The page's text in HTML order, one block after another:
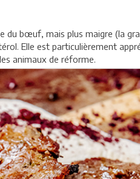
du bœuf, mais plus maigre (la
Elle est particulièrement
animaux de réforme.